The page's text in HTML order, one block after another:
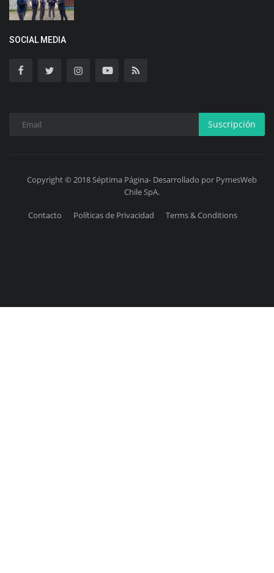
SOCIAL MEDIA
Suscripción
Copyright © 2018 Séptima Página- Desarrollado por PymesWeb
Chile SpA.
Contacto Políticas de Privacidad Terms & Conditions